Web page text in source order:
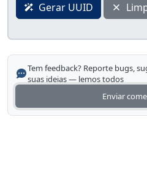
Gerar UUID
Tem feedback? Reporte bugs,
suas ideias — lemos todos
Enviar